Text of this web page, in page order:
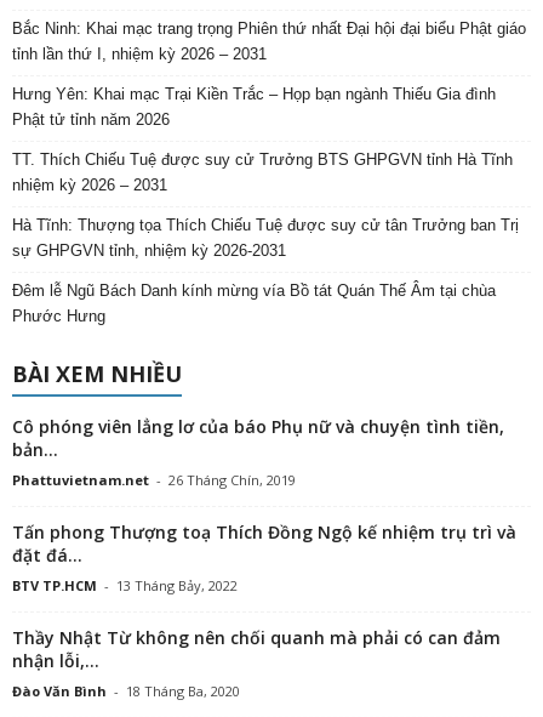
Bắc Ninh: Khai mạc trang trọng Phiên thứ nhất Đại hội đại biểu Phật giáo
tỉnh lần thứ I, nhiệm kỳ 2026 – 2031
Hưng Yên: Khai mạc Trại Kiền Trắc – Họp bạn ngành Thiếu Gia đình
Phật tử tỉnh năm 2026
TT. Thích Chiếu Tuệ được suy cử Trưởng BTS GHPGVN tỉnh Hà Tĩnh
nhiệm kỳ 2026 – 2031
Hà Tĩnh: Thượng tọa Thích Chiếu Tuệ được suy cử tân Trưởng ban Trị
sự GHPGVN tỉnh, nhiệm kỳ 2026-2031
Đêm lễ Ngũ Bách Danh kính mừng vía Bồ tát Quán Thế Âm tại chùa
Phước Hưng
BÀI XEM NHIỀU
Cô phóng viên lẳng lơ của báo Phụ nữ và chuyện tình tiền,
bản...
Phattuvietnam.net - 26 Tháng Chín, 2019
Tấn phong Thượng toạ Thích Đồng Ngộ kế nhiệm trụ trì và
đặt đá...
BTV TP.HCM - 13 Tháng Bảy, 2022
Thầy Nhật Từ không nên chối quanh mà phải có can đảm
nhận lỗi,...
Đào Văn Bình - 18 Tháng Ba, 2020